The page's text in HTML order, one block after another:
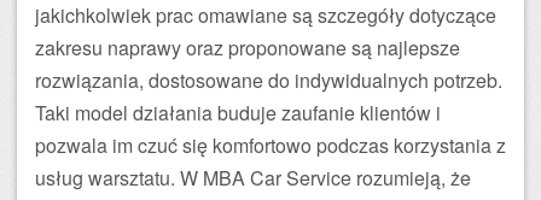
jakichkolwiek prac omawiane są szczegóły dotyczące
zakresu naprawy oraz proponowane są najlepsze
rozwiązania, dostosowane do indywidualnych potrzeb.
Taki model działania buduje zaufanie klientów i
pozwala im czuć się komfortowo podczas korzystania z
usług warsztatu. W MBA Car Service rozumieją, że